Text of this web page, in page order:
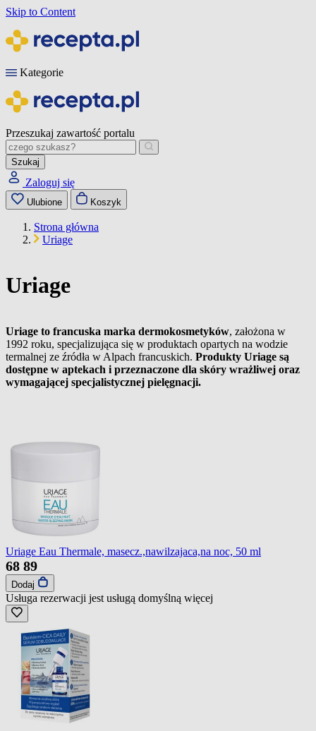
Skip to Content
Kategorie
Przeszukaj zawartość portalu
Szukaj
Zaloguj się
Ulubione Koszyk
Strona główna
Uriage
Uriage
Uriage to francuska marka dermokosmetyków, założona w
1992 roku, specjalizująca się w produktach opartych na wodzie
termalnej ze źródła w Alpach francuskich. Produkty Uriage są
dostępne w aptekach i przeznaczone dla skóry wrażliwej oraz
wymagającej specjalistycznej pielęgnacji.
Uriage Eau Thermale, masecz.,nawilzajaca,na noc, 50 ml
68 89
Dodaj
Usługa rezerwacji jest usługą domyślną więcej